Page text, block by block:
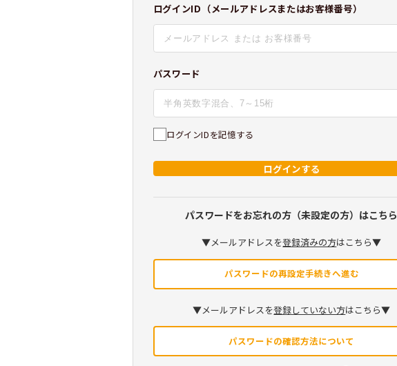
ログインID（メールアドレスまたはお客様番号）
パスワード
ログインIDを記憶する
ログインする
パスワードをお忘れの方（未設定の方）はこちら
▼メールアドレスを登録済みの方はこちら▼
パスワードの再設定手続きへ進む
▼メールアドレスを登録していない方はこちら▼
パスワードの確認方法について